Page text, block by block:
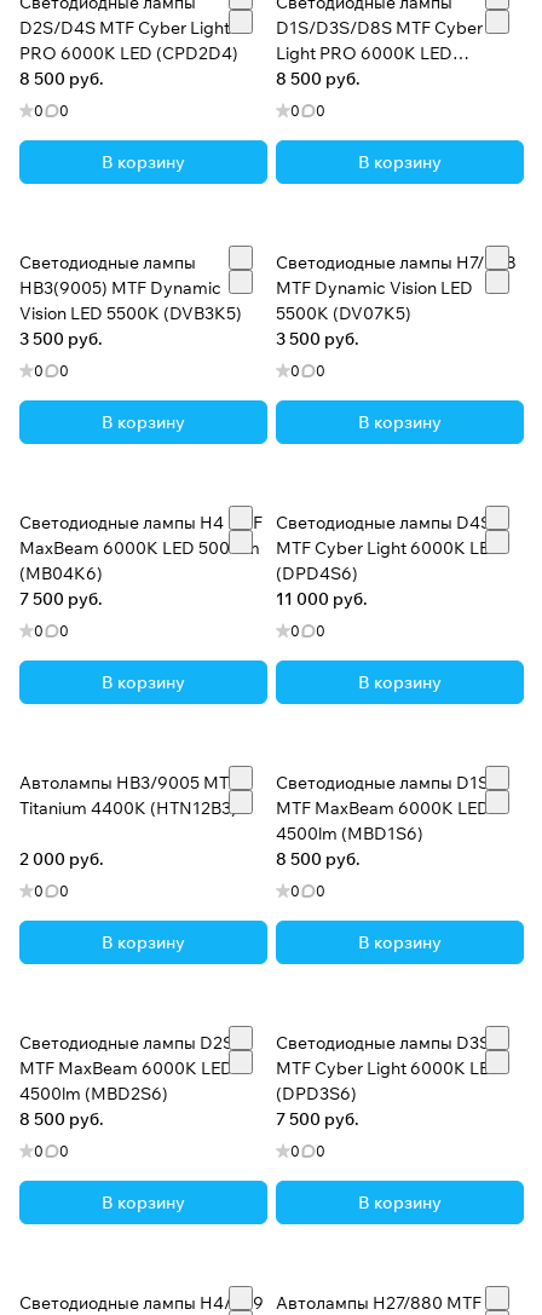
Высокий уровень сервиса и технической
поддержки покупателей
D2S/D4S MTF Cyber Light
PRO 6000K LED (CPD2D4)
8 500 руб.
0 0
В корзину
D1S/D3S/D8S MTF Cyber
Light PRO 6000K LED
(CPD1D3)
8 500 руб.
0 0
В корзину
Светодиодные лампы
HB3(9005) MTF Dynamic
Vision LED 5500K (DVB3K5)
3 500 руб.
0 0
В корзину
Светодиодные лампы H7/H18
MTF Dynamic Vision LED
5500K (DV07K5)
3 500 руб.
0 0
В корзину
Светодиодные лампы H4 MTF
MaxBeam 6000K LED 5000lm
(MB04K6)
7 500 руб.
0 0
В корзину
Светодиодные лампы D4S
MTF Cyber Light 6000K LED
(DPD4S6)
11 000 руб.
0 0
В корзину
Автолампы HB3/9005 MTF
Titanium 4400K (HTN12B3)
2 000 руб.
0 0
В корзину
Светодиодные лампы D1S
MTF MaxBeam 6000K LED
4500lm (MBD1S6)
8 500 руб.
0 0
В корзину
Светодиодные лампы D2S
MTF MaxBeam 6000K LED
4500lm (MBD2S6)
8 500 руб.
0 0
В корзину
Светодиодные лампы D3S
MTF Cyber Light 6000K LED
(DPD3S6)
7 500 руб.
0 0
В корзину
Светодиодные лампы H4/H19
Автолампы H27/880 MTF